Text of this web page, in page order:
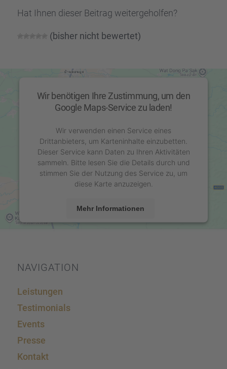
Hat Ihnen dieser Beitrag weiter­ge­hol­fen?
(bisher nicht bewer­tet)
Wir benötigen Ihre Zustimmung, um den
Google Maps-Service zu laden!
Wir verwenden einen Service eines
Drittanbieters, um Karteninhalte einzubetten.
Dieser Service kann Daten zu Ihren Aktivitäten
sammeln. Bitte lesen Sie die Details durch und
stimmen Sie der Nutzung des Service zu, um
diese Karte anzuzeigen.
Mehr Informationen
NAVIGA­TION
Leistun­gen
Testi­mo­ni­als
Events
Presse
Kontakt